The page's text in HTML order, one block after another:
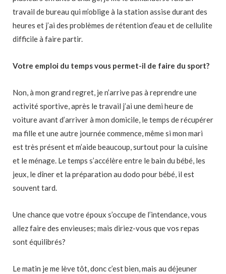
travail de bureau qui m’oblige à la station assise durant des
heures et j’ai des problèmes de rétention d’eau et de cellulite
difficile à faire partir.
Votre emploi du temps vous permet-il de faire du sport?
Non, à mon grand regret, je n’arrive pas à reprendre une
activité sportive, après le travail j’ai une demi heure de
voiture avant d’arriver à mon domicile, le temps de récupérer
ma fille et une autre journée commence, même si mon mari
est très présent et m’aide beaucoup, surtout pour la cuisine
et le ménage. Le temps s’accélère entre le bain du bébé, les
jeux, le dîner et la préparation au dodo pour bébé, il est
souvent tard.
Une chance que votre époux s’occupe de l’intendance, vous
allez faire des envieuses; mais diriez-vous que vos repas
sont équilibrés?
Le matin je me lève tôt, donc c’est bien, mais au déjeuner